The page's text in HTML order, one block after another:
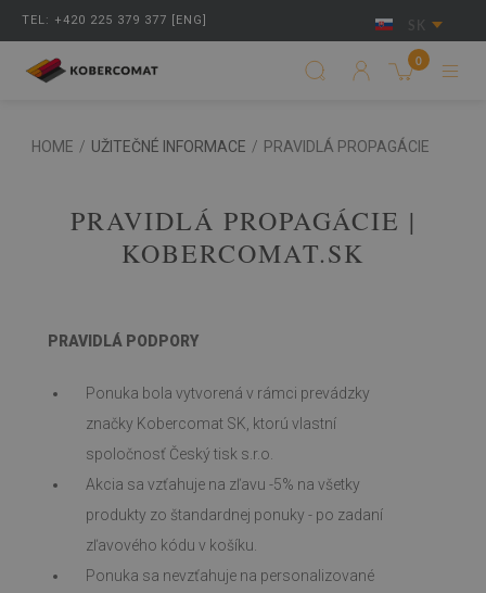
TEL: +420 225 379 377 [ENG] SK
0
HOME / UŽITEČNÉ INFORMACE / PRAVIDLÁ PROPAGÁCIE
PRAVIDLÁ PROPAGÁCIE |
KOBERCOMAT.SK
PRAVIDLÁ PODPORY
Ponuka bola vytvorená v rámci prevádzky
značky Kobercomat SK, ktorú vlastní
spoločnosť Český tisk s.r.o.
Akcia sa vzťahuje na zľavu -5% na všetky
produkty zo štandardnej ponuky - po zadaní
zľavového kódu v košíku.
Ponuka sa nevzťahuje na personalizované